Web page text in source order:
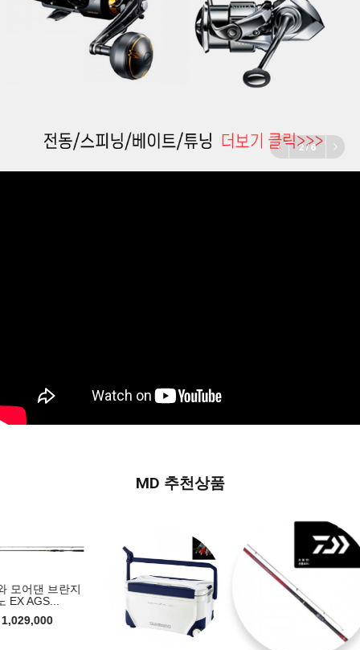
3/6
MD 추천상품